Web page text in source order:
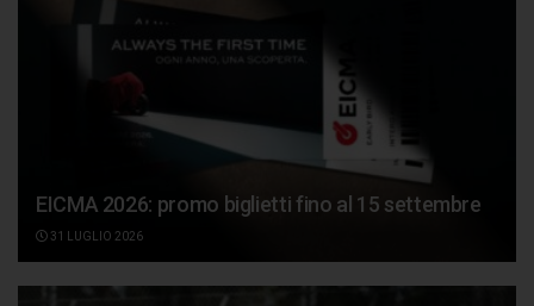
EICMA 2026: promo biglietti fino al 15 settembre
31 LUGLIO 2026